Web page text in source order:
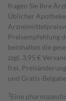
fragen Sie Ihre
Üblicher
Preisempfehlung
beinhalten die
zzgl. 3,95 €
frei.
und Gratis-
1 Eine